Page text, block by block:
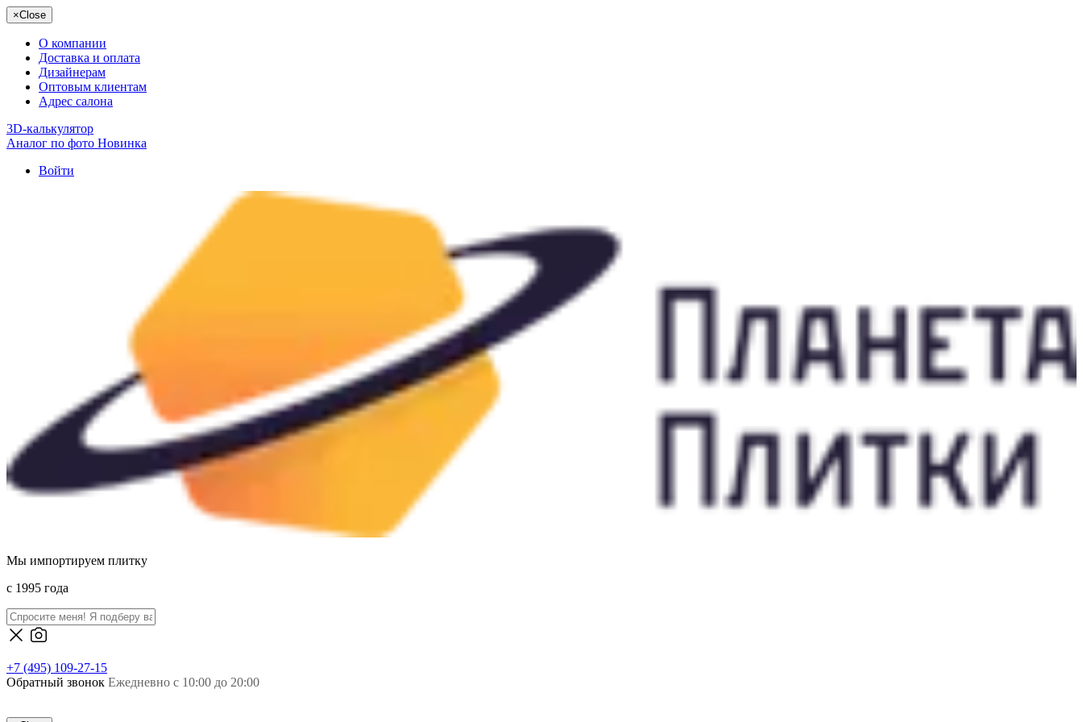
×Close
О компании
Доставка и оплата
Дизайнерам
Оптовым клиентам
Адрес салона
3D-калькулятор
Аналог по фото Новинка
Войти
Мы импортируем плитку
c 1995 года
+7 (495) 109-27-15
Обратный звонок Ежедневно с 10:00 до 20:00